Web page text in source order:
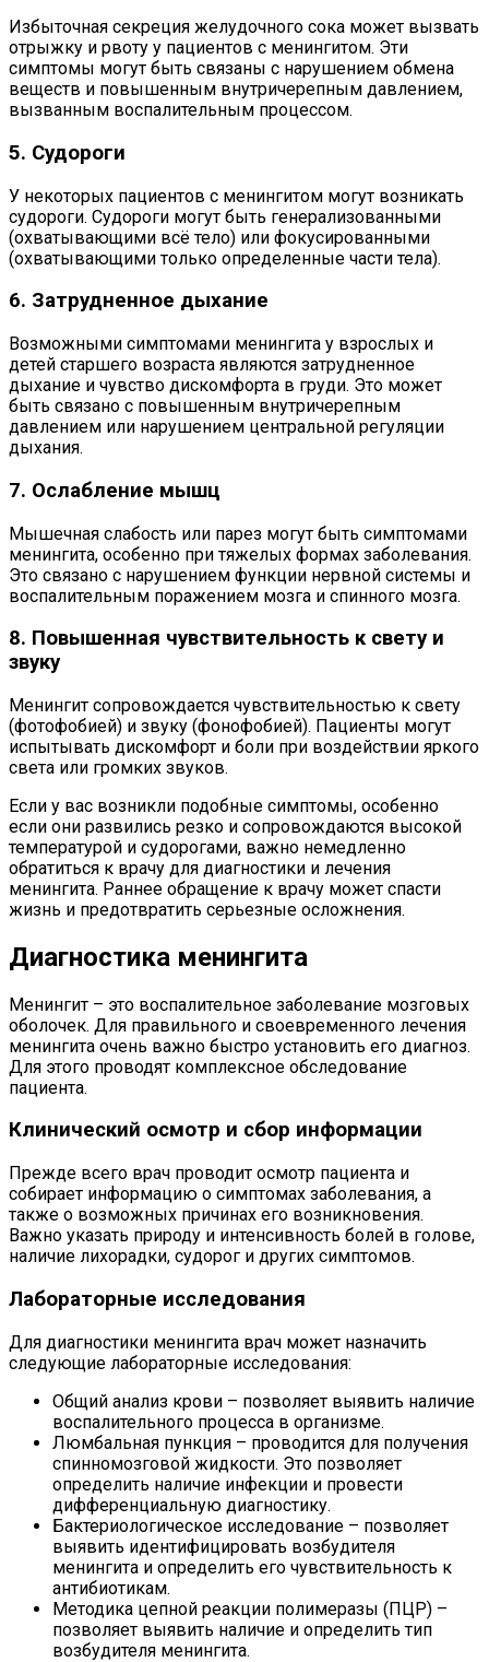
Избыточная секреция желудочного сока может вызвать
отрыжку и рвоту у пациентов с менингитом. Эти
симптомы могут быть связаны с нарушением обмена
веществ и повышенным внутричерепным давлением,
вызванным воспалительным процессом.
5. Судороги
У некоторых пациентов с менингитом могут возникать
судороги. Судороги могут быть генерализованными
(охватывающими всё тело) или фокусированными
(охватывающими только определенные части тела).
6. Затрудненное дыхание
Возможными симптомами менингита у взрослых и
детей старшего возраста являются затрудненное
дыхание и чувство дискомфорта в груди. Это может
быть связано с повышенным внутричерепным
давлением или нарушением центральной регуляции
дыхания.
7. Ослабление мышц
Мышечная слабость или парез могут быть симптомами
менингита, особенно при тяжелых формах заболевания.
Это связано с нарушением функции нервной системы и
воспалительным поражением мозга и спинного мозга.
8. Повышенная чувствительность к свету и
звуку
Менингит сопровождается чувствительностью к свету
(фотофобией) и звуку (фонофобией). Пациенты могут
испытывать дискомфорт и боли при воздействии яркого
света или громких звуков.
Если у вас возникли подобные симптомы, особенно
если они развились резко и сопровождаются высокой
температурой и судорогами, важно немедленно
обратиться к врачу для диагностики и лечения
менингита. Раннее обращение к врачу может спасти
жизнь и предотвратить серьезные осложнения.
Диагностика менингита
Менингит – это воспалительное заболевание мозговых
оболочек. Для правильного и своевременного лечения
менингита очень важно быстро установить его диагноз.
Для этого проводят комплексное обследование
пациента.
Клинический осмотр и сбор информации
Прежде всего врач проводит осмотр пациента и
собирает информацию о симптомах заболевания, а
также о возможных причинах его возникновения.
Важно указать природу и интенсивность болей в голове,
наличие лихорадки, судорог и других симптомов.
Лабораторные исследования
Для диагностики менингита врач может назначить
следующие лабораторные исследования:
Общий анализ крови – позволяет выявить наличие
воспалительного процесса в организме.
Люмбальная пункция – проводится для получения
спинномозговой жидкости. Это позволяет
определить наличие инфекции и провести
дифференциальную диагностику.
Бактериологическое исследование – позволяет
выявить идентифицировать возбудителя
менингита и определить его чувствительность к
антибиотикам.
Методика цепной реакции полимеразы (ПЦР) –
позволяет выявить наличие и определить тип
возбудителя менингита.